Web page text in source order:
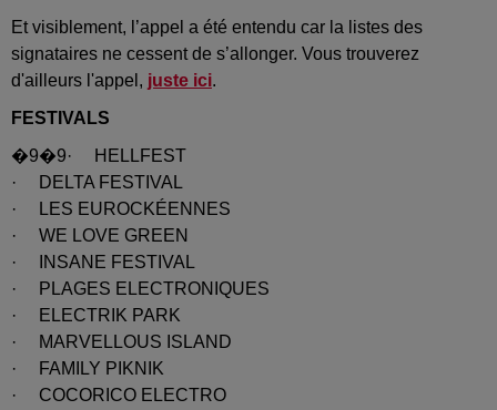
Et visiblement, l’appel a été entendu car la listes des
signataires ne cessent de s’allonger. Vous trouverez
d'ailleurs l'appel, juste ici.
FESTIVALS
�9�9· HELLFEST
· DELTA FESTIVAL
· LES EUROCKÉENNES
· WE LOVE GREEN
· INSANE FESTIVAL
· PLAGES ELECTRONIQUES
· ELECTRIK PARK
· MARVELLOUS ISLAND
· FAMILY PIKNIK
· COCORICO ELECTRO